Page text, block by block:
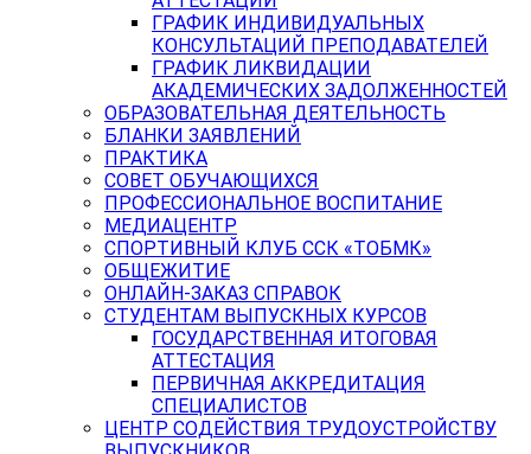
ГРАФИК ИНДИВИДУАЛЬНЫХ
КОНСУЛЬТАЦИЙ ПРЕПОДАВАТЕЛЕЙ
ГРАФИК ЛИКВИДАЦИИ
АКАДЕМИЧЕСКИХ ЗАДОЛЖЕННОСТЕЙ
ОБРАЗОВАТЕЛЬНАЯ ДЕЯТЕЛЬНОСТЬ
БЛАНКИ ЗАЯВЛЕНИЙ
ПРАКТИКА
СОВЕТ ОБУЧАЮЩИХСЯ
ПРОФЕССИОНАЛЬНОЕ ВОСПИТАНИЕ
МЕДИАЦЕНТР
СПОРТИВНЫЙ КЛУБ ССК «ТОБМК»
ОБЩЕЖИТИЕ
ОНЛАЙН-ЗАКАЗ СПРАВОК
СТУДЕНТАМ ВЫПУСКНЫХ КУРСОВ
ГОСУДАРСТВЕННАЯ ИТОГОВАЯ
АТТЕСТАЦИЯ
ПЕРВИЧНАЯ АККРЕДИТАЦИЯ
СПЕЦИАЛИСТОВ
ЦЕНТР СОДЕЙСТВИЯ ТРУДОУСТРОЙСТВУ